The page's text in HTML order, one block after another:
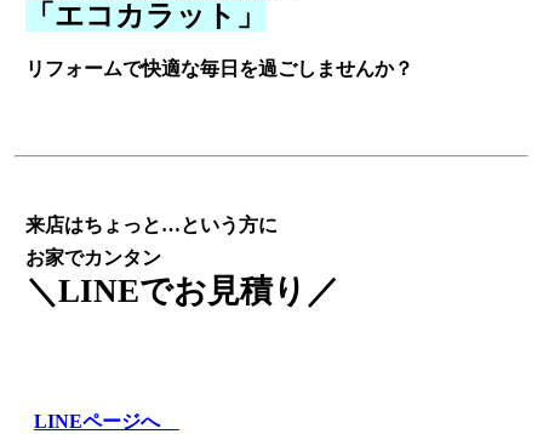
「エコカラット」
リフォームで快適な毎日を過ごしませんか？
来店はちょっと…という方に
お家でカンタン
＼LINEでお見積り／
LINEページへ